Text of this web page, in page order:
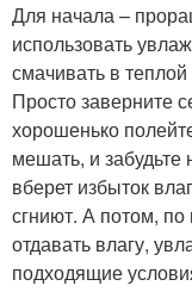
Для начала –
использовать
смачивать в
Просто заверните
хорошенько
мешать, и
вберет избыток
сгниют. А потом,
отдавать влагу,
подходящие